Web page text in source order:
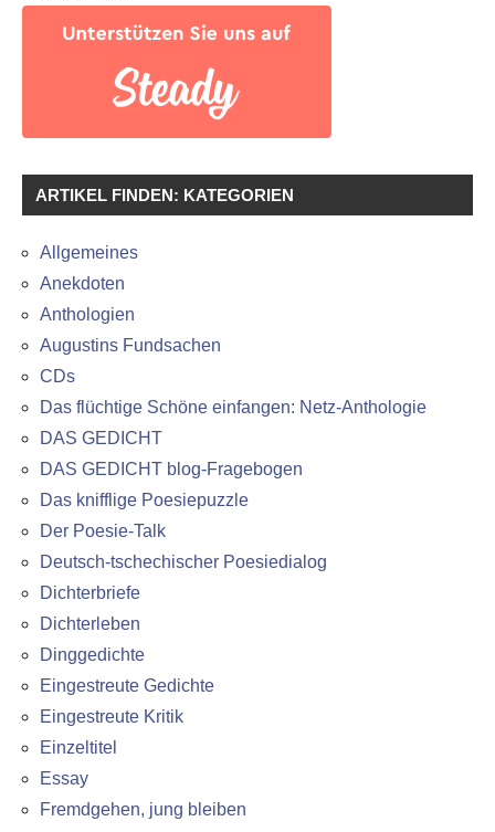
ARTIKEL FINDEN: KATEGORIEN
Allgemeines
Anekdoten
Anthologien
Augustins Fundsachen
CDs
Das flüchtige Schöne einfangen: Netz-Anthologie
DAS GEDICHT
DAS GEDICHT blog-Fragebogen
Das knifflige Poesiepuzzle
Der Poesie-Talk
Deutsch-tschechischer Poesiedialog
Dichterbriefe
Dichterleben
Dinggedichte
Eingestreute Gedichte
Eingestreute Kritik
Einzeltitel
Essay
Fremdgehen, jung bleiben